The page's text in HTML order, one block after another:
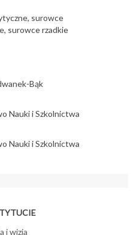
surowce
surowce rzadkie
Bąk
Nauki i Szkolnictwa
Nauki i Szkolnictwa
i wizja